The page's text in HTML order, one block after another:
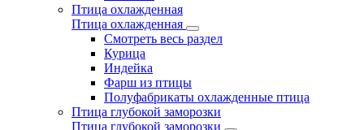
Птица охлажденная
Птица охлажденная
Смотреть весь раздел
Курица
Индейка
Фарш из птицы
Полуфабрикаты охлажденные птица
Птица глубокой заморозки
Птица глубокой заморозки